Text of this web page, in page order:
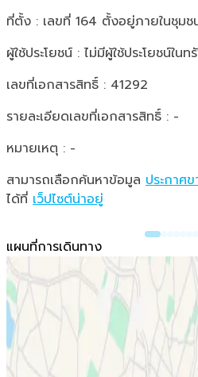
ที่ตั้ง : เลขที่ 164 ตั้งอยู่ภายในชุมช
ผู้ใช้ประโยชน์ : ไม่มีผู้ใช้ประโยชน์ใน
เลขที่เอกสารสิทธิ์ : 41292
รายละเอียดเลขที่เอกสารสิทธิ์ : -
หมายเหตุ : -
สามารถเลือกค้นหาข้อมูล ประกาศ
ได้ที่ เว็ปไซต์น่าอยู่
แผนที่การเดินทาง